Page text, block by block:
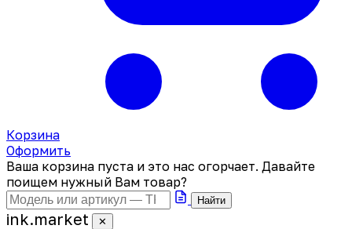
Корзина
Оформить
Ваша корзина пуста и это нас огорчает. Давайте
поищем нужный Вам товар?
Найти
ink.market ✕